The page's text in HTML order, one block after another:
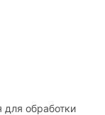
для обработки